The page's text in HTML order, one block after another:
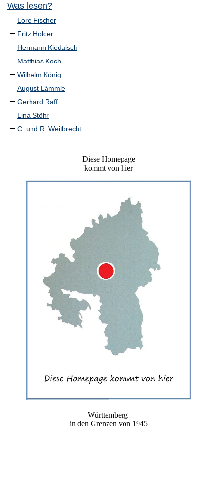
Was lesen?
Lore Fischer
Fritz Holder
Hermann Kiedaisch
Matthias Koch
Wilhelm König
August Lämmle
Gerhard Raff
Lina Stöhr
C. und R. Weitbrecht
Diese Homepage
kommt von hier
Württemberg
in den Grenzen von 1945